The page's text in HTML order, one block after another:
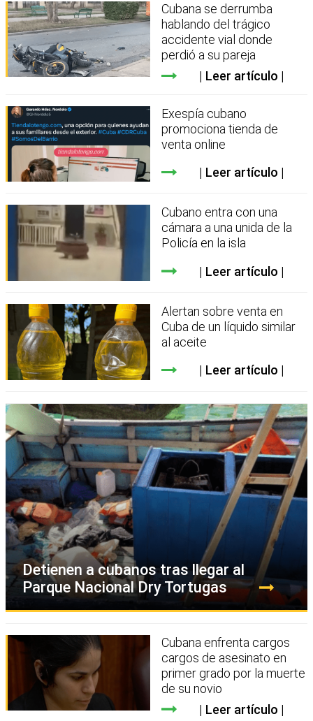
Cubana se derrumba
hablando del trágico
accidente vial donde
perdió a su pareja
Leer artículo
Exespía cubano
promociona tienda de
venta online
Leer artículo
Cubano entra con una
cámara a una unida de la
Policía en la isla
Leer artículo
Alertan sobre venta en
Cuba de un líquido similar
al aceite
Leer artículo
Detienen a cubanos tras llegar al
Parque Nacional Dry Tortugas
Cubana enfrenta cargos
cargos de asesinato en
primer grado por la muerte
de su novio
Leer artículo